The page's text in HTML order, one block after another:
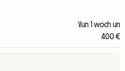
Vun 1 woch un
400 €